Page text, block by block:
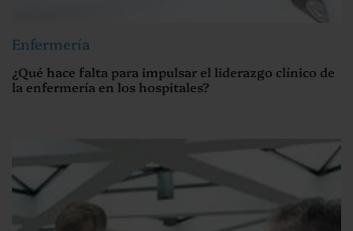
Enfermería
¿Qué hace falta para impulsar el liderazgo clínico de
la enfermería en los hospitales?